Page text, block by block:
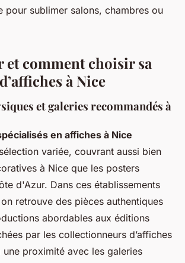
pour sublimer salons, chambres ou
et comment choisir sa
à Nice
et galeries recommandés à
en affiches à Nice
variée, couvrant aussi bien
à Nice que les posters
d'Azur. Dans ces établissements
retrouve des pièces authentiques
abordables aux éditions
par les collectionneurs d’affiches
une proximité avec les galeries